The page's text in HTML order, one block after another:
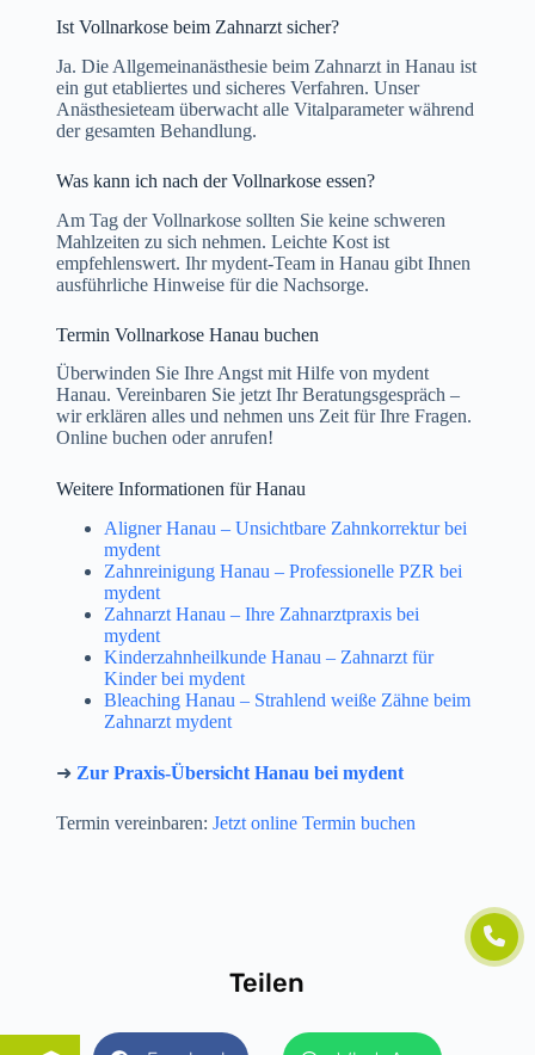
Ist Vollnarkose beim Zahnarzt sicher?
Ja. Die Allgemeinanästhesie beim Zahnarzt in Hanau ist
ein gut etabliertes und sicheres Verfahren. Unser
Anästhesieteam überwacht alle Vitalparameter während
der gesamten Behandlung.
Was kann ich nach der Vollnarkose essen?
Am Tag der Vollnarkose sollten Sie keine schweren
Mahlzeiten zu sich nehmen. Leichte Kost ist
empfehlenswert. Ihr mydent-Team in Hanau gibt Ihnen
ausführliche Hinweise für die Nachsorge.
Termin Vollnarkose Hanau buchen
Überwinden Sie Ihre Angst mit Hilfe von mydent
Hanau. Vereinbaren Sie jetzt Ihr Beratungsgespräch –
wir erklären alles und nehmen uns Zeit für Ihre Fragen.
Online buchen oder anrufen!
Weitere Informationen für Hanau
Aligner Hanau – Unsichtbare Zahnkorrektur bei
mydent
Zahnreinigung Hanau – Professionelle PZR bei
mydent
Zahnarzt Hanau – Ihre Zahnarztpraxis bei
mydent
Kinderzahnheilkunde Hanau – Zahnarzt für
Kinder bei mydent
Bleaching Hanau – Strahlend weiße Zähne beim
Zahnarzt mydent
➜ Zur Praxis-Übersicht Hanau bei mydent
Termin vereinbaren: Jetzt online Termin buchen
Teilen